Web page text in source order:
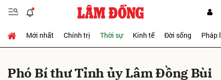
Mới nhất Chính trị Thời sự Kinh tế Đời sống Pháp
Phó Bí thư Tỉnh ủy Lâm Đồng Bùi
Gửi bình luận